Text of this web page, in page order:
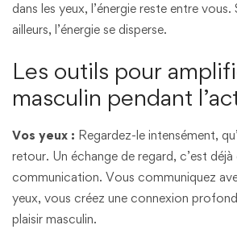
dans les yeux, l’énergie reste entre
ailleurs, l’énergie se disperse.
Les outils pour
masculin pendant
Vos yeux : Regardez-le intensément,
retour. Un échange de regard, c’est déjà
communication. Vous communiquez
yeux, vous créez une connexion
plaisir masculin.